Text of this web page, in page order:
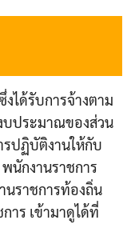
ได้รับการจ้างตาม
บประมาณของส่วน
รปฏิบัติงานให้กับ
นักงานราชการ
นราชการท้องถิ่น
าร เข้ามาดูได้ที่